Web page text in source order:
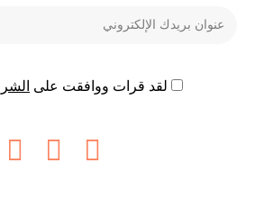
لقد قرات ووافقت على